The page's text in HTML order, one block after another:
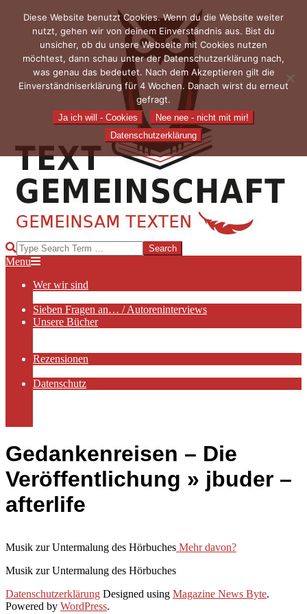
content
TEXTGEMEINSCHAFT
Search
Primary
Menu
Menu
Wer wir sind
Sieben Fragen an… / Autoreninterviews
Unsere Bücher
Rezensionen
Datenschutz
Gedankenreisen – Die
Veröffentlichung » jbuder –
afterlife
Musik zur Untermalung des Hörbuches Mehr davon?
Musik zur Untermalung des Hörbuches
2020-
02-
Datenschutzerklärung Designed using Magazine News Byte.
Powered by WordPress.
Diese Website benutzt Cookies. Wenn du die Website weiter
nutzt, gehen wir von deinem Einverständnis aus. Bist du
unsicher, ob du unsere Webseite mit Cookies nutzen
möchtest, dann schau unter der Datenschutzerklärung nach,
was genau das bedeutet. Nach dem Akzeptieren gilt die
Einverständniserklärung für 4 Wochen. Danach wirst du erneut
gefragt.
Ja ich will - Cookies
Nee nee - nicht mit mir!
Datenschutzerklärung